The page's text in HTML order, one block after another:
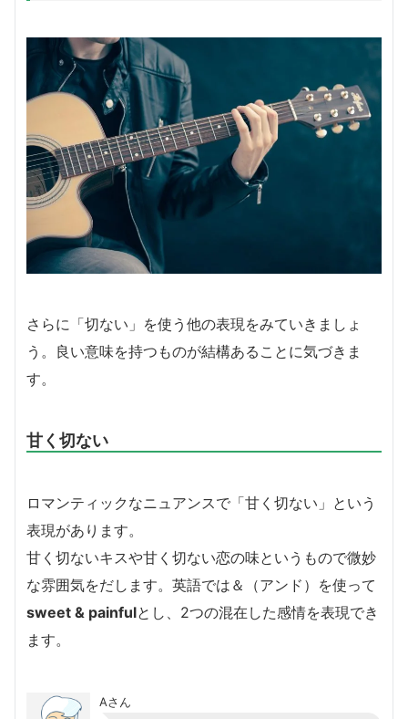
さらに「切ない」を使う他の表現をみていきましょ
う。良い意味を持つものが結構あることに気づきま
す。
甘く切ない
ロマンティックなニュアンスで「甘く切ない」という
表現があります。
甘く切ないキスや甘く切ない恋の味というもので微妙
な雰囲気をだします。英語では＆（アンド）を使って
sweet & painfulとし、2つの混在した感情を表現でき
ます。
Aさん